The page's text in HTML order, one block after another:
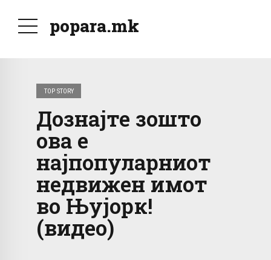
popara.mk
TOP STORY
Дознајте зошто
ова е
најпопуларниот
недвижен имот
во Њујорк!
(видео)